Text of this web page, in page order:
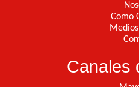
Como
Canales